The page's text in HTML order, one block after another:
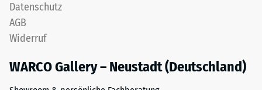
Datenschutz
AGB
Widerruf
WARCO Gallery – Neustadt (Deutschland)